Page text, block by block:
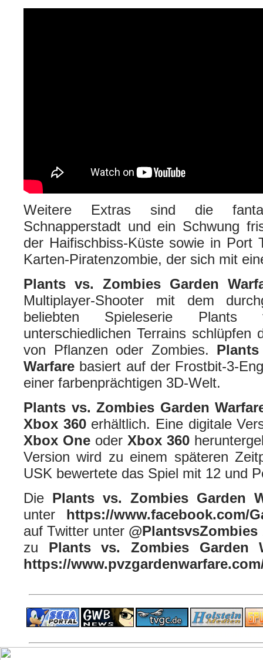
Weitere Extras sind die
Schnapperstadt und ein Schwung
der Haifischbiss-Küste sowie in Port
Karten-Piratenzombie, der sich mit
Plants vs. Zombies Garden
Multiplayer-Shooter mit dem
beliebten Spieleserie
unterschiedlichen Terrains schlüpfen
von Pflanzen oder Zombies.
Warfare basiert auf der Frostbit-3-
einer farbenprächtigen 3D-Welt.
Plants vs. Zombies Garden
Xbox 360erhältlich. Eine digitale
Xbox One oder Xbox 360
Version wird zu einem späteren
USK bewertete das Spiel mit 12 und
Die Plants vs. Zombies Garden
unter https://www.facebook.com/
auf Twitter unter @PlantsvsZombies
zu Plants vs. Zombies Garden
https://